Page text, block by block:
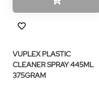
VUPLEX PLASTIC
CLEANER SPRAY 445ML
375GRAM